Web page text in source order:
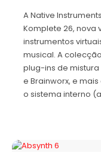
A Native
Komplete 26, nova
instrumentos
musical. A
plug-ins de
e Brainworx, e
o sistema interno